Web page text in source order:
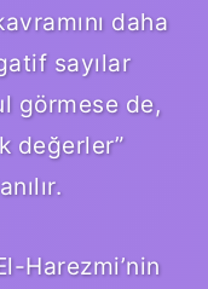
daha
sayılar
görmese de,
değerler”
Harezmi’nin